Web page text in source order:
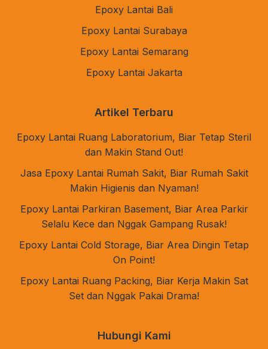
Epoxy Lantai Bali
Epoxy Lantai Surabaya
Epoxy Lantai Semarang
Epoxy Lantai Jakarta
Artikel Terbaru
Epoxy Lantai Ruang Laboratorium, Biar Tetap Steril
dan Makin Stand Out!
Jasa Epoxy Lantai Rumah Sakit, Biar Rumah Sakit
Makin Higienis dan Nyaman!
Epoxy Lantai Parkiran Basement, Biar Area Parkir
Selalu Kece dan Nggak Gampang Rusak!
Epoxy Lantai Cold Storage, Biar Area Dingin Tetap
On Point!
Epoxy Lantai Ruang Packing, Biar Kerja Makin Sat
Set dan Nggak Pakai Drama!
Hubungi Kami